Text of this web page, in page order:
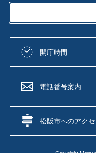
開庁時間
電話番号案内
松阪市へのアクセ